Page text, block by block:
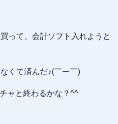
って、会計ソフト入れようと
くて済んだ♪(￣ー￣)
ャと終わるかな？^^